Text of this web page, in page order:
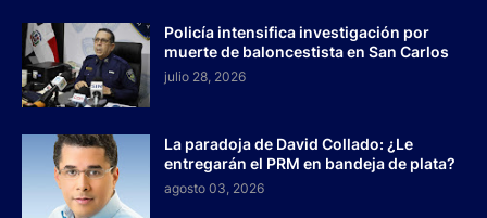
Policía intensifica investigación por
muerte de baloncestista en San Carlos
julio 28, 2026
La paradoja de David Collado: ¿Le
entregarán el PRM en bandeja de plata?
agosto 03, 2026